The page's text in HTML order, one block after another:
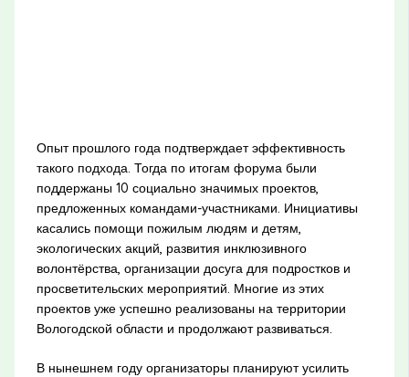
Опыт прошлого года подтверждает эффективность
такого подхода. Тогда по итогам форума были
поддержаны 10 социально значимых проектов,
предложенных командами-участниками. Инициативы
касались помощи пожилым людям и детям,
экологических акций, развития инклюзивного
волонтёрства, организации досуга для подростков и
просветительских мероприятий. Многие из этих
проектов уже успешно реализованы на территории
Вологодской области и продолжают развиваться.
В нынешнем году организаторы планируют усилить